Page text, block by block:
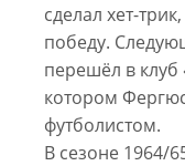
сделал хет-
победу.
перешёл в клуб
котором
футболистом.
В сезоне 1964/